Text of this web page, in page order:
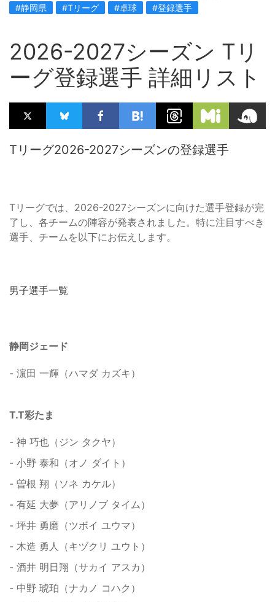
#静岡県 #Tリーグ #卓球 #登録選手
2026-2027シーズン Tリ
ーグ登録選手 詳細リスト
Tリーグ2026-2027シーズンの登録選手
Tリーグでは、2026-2027シーズンに向けた選手登録が完
了し、各チームの陣容が発表されました。特に注目すべき
選手、チームを以下にお伝えします。
男子選手一覧
静岡ジェード
- 濵田 一輝（ハマダ カズキ）
T.T彩たま
- 神 巧也（ジン タクヤ）
- 小野 泰和（オノ ダイト）
- 曽根 翔（ソネ カケル）
- 有延 大夢（アリノブ タイム）
- 坪井 勇磨（ツボイ ユウマ）
- 木造 勇人（キヅクリ ユウト）
- 酒井 明日翔（サカイ アスカ）
- 中野 琥珀（ナカノ コハク）